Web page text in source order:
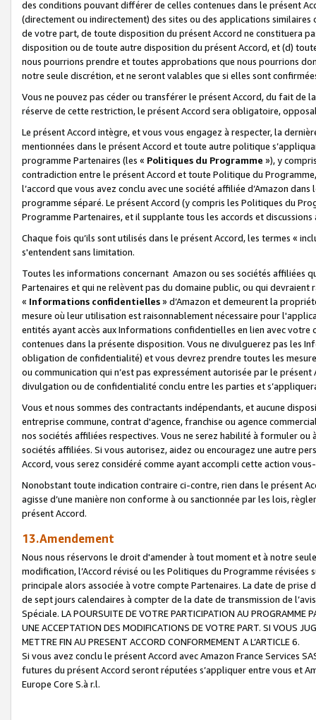
des conditions pouvant différer de celles contenues dans le présent
(directement ou indirectement) des sites ou des applications
de votre part, de toute disposition du présent Accord ne constituera
disposition ou de toute autre disposition du présent Accord, et (d)
nous pourrions prendre et toutes approbations que nous pourrions
notre seule discrétion, et ne seront valables que si elles sont
Vous ne pouvez pas céder ou transférer le présent Accord, du fait de
réserve de cette restriction, le présent Accord sera obligatoire,
Le présent Accord intègre, et vous vous engagez à respecter, la
mentionnées dans le présent Accord et toute autre politique
programme Partenaires (les « Politiques du Programme »), y
contradiction entre le présent Accord et toute Politique du
l’accord que vous avez conclu avec une société affiliée d’Amazon
programme séparé. Le présent Accord (y compris les Politiques du
Programme Partenaires, et il supplante tous les accords et discussions
Chaque fois qu’ils sont utilisés dans le présent Accord, les termes «
s'entendent sans limitation.
Toutes les informations concernant Amazon ou ses sociétés affiliées
Partenaires et qui ne relèvent pas du domaine public, ou qui
« Informations confidentielles» d’Amazon et demeurent la
mesure où leur utilisation est raisonnablement nécessaire pour
entités ayant accès aux Informations confidentielles en lien avec
contenues dans la présente disposition. Vous ne divulguerez pas les
obligation de confidentialité) et vous devrez prendre toutes les
ou communication qui n’est pas expressément autorisée par le
divulgation ou de confidentialité conclu entre les parties et
Vous et nous sommes des contractants indépendants, et aucune
entreprise commune, contrat d'agence, franchise ou agence
nos sociétés affiliées respectives. Vous ne serez habilité à formuler
sociétés affiliées. Si vous autorisez, aidez ou encouragez une autre
Accord, vous serez considéré comme ayant accompli cette action
Nonobstant toute indication contraire ci-contre, rien dans le présent
agisse d’une manière non conforme à ou sanctionnée par les lois,
présent Accord.
13.Amendement
Nous nous réservons le droit d'amender à tout moment et à notre
modification, l’Accord révisé ou les Politiques du Programme
principale alors associée à votre compte Partenaires. La date de
de sept jours calendaires à compter de la date de transmission de
Spéciale. LA POURSUITE DE VOTRE PARTICIPATION AU PROGRAMME
UNE ACCEPTATION DES MODIFICATIONS DE VOTRE PART. SI VOUS
METTRE FIN AU PRESENT ACCORD CONFORMEMENT A L’ARTICLE 6.
Si vous avez conclu le présent Accord avec Amazon France Services
futures du présent Accord seront réputées s’appliquer entre vous et
Europe Core S.à r.l.